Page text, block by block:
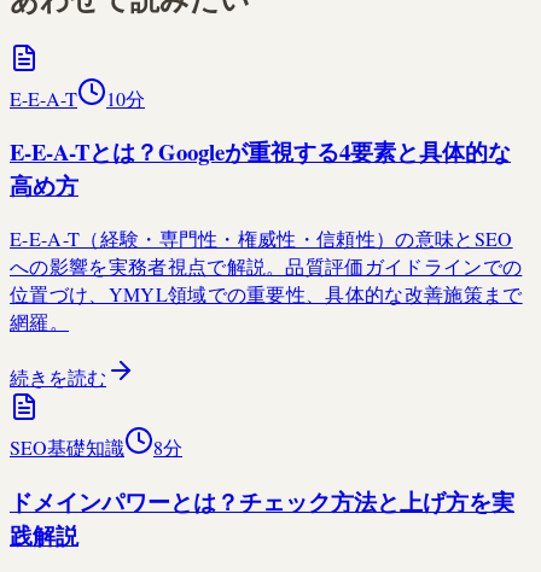
E-E-A-T 10分
E-E-A-Tとは？Googleが重視する4要素と具体的な
高め方
E-E-A-T（経験・専門性・権威性・信頼性）の意味とSEO
への影響を実務者視点で解説。品質評価ガイドラインでの
位置づけ、YMYL領域での重要性、具体的な改善施策まで
網羅。
続きを読む
SEO基礎知識 8分
ドメインパワーとは？チェック方法と上げ方を実
践解説